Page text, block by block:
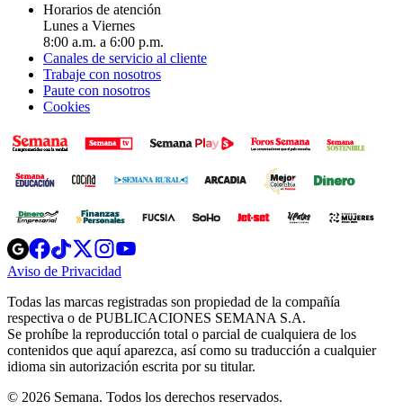
Horarios de atención
Lunes a Viernes
8:00 a.m. a 6:00 p.m.
Canales de servicio al cliente
Trabaje con nosotros
Paute con nosotros
Cookies
Opens
in
new
Opens
in
new
Opens
in
new
window
Opens
new
windowwindow
Aviso de Privacidad
new
window
Todas las marcas registradas son propiedad de la compañía
respectiva o de PUBLICACIONES SEMANA S.A.
Se prohíbe la reproducción total o parcial de cualquiera de los
contenidos que aquí aparezca, así como su traducción a cualquier
idioma sin autorización escrita por su titular.
© 2026 Semana. Todos los derechos reservados.